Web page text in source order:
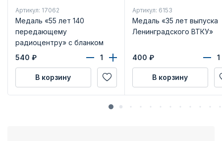
Артикул: 17062
Медаль «55 лет 140
передающему
радиоцентру» с бланком
удостоверения
540 ₽
В корзину
Артикул: 6153
Медаль «35 лет выпуска
Ленинградского ВТКУ»
400 ₽
В корзину